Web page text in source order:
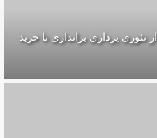
تئوری پردازی براندازی تا خرید